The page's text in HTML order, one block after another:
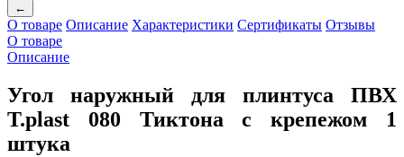
←
О товаре Описание Характеристики Сертификаты Отзывы
О товаре
Описание
Угол наружный для плинтуса ПВХ
T.plast 080 Тиктона с крепежом 1
штука